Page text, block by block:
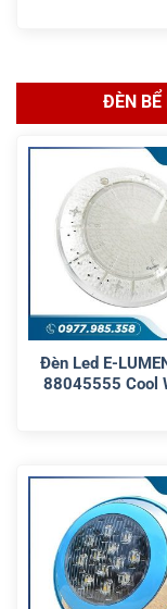
ĐÈN BỂ
Đèn Led E-
88045555 Cool